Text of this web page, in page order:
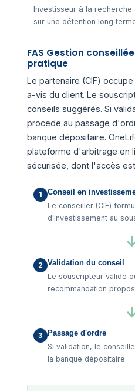
Investisseur à la
sur une détention long
FAS Gestion
pratique
Le partenaire (CIF)
a-vis du client. Le
conseils suggérés. Si
procede au passage
banque dépositaire.
plateforme d'arbitrage en
sécurisée, dont l'accès
1
Conseil en
Le conseiller (CIF)
d'investissement au
2 Validation du conseil
Le souscripteur valide
recommandation
3 Passage d'ordre
Si validation, le
la banque dépositaire